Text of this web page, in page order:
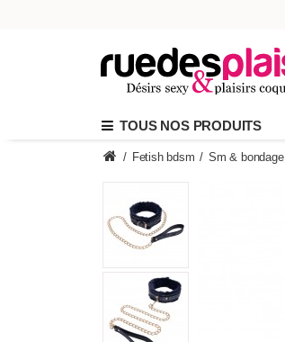
TOUS NOS PRODUITS
/ Fetish bdsm / Sm & bondage